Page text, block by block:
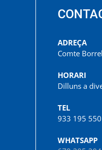
ADREÇA
Comte
HORARI
Dilluns a
TEL
933 195
WHATSAPP